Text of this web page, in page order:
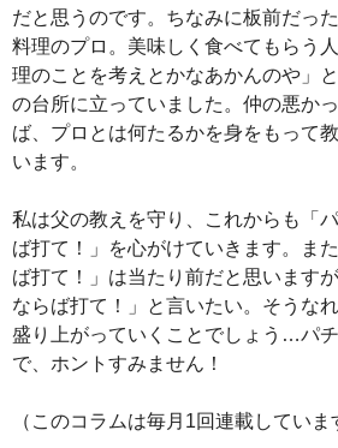
だと思うのです。ちなみに板前だっ
料理のプロ。美味しく食べてもらう
理のことを考えとかなあかんのや」
の台所に立っていました。仲の悪か
ば、プロとは何たるかを身をもって
います。
私は父の教えを守り、これからも「
ば打て！」を心がけていきます。ま
ば打て！」は当たり前だと思います
ならば打て！」と言いたい。そうな
盛り上がっていくことでしょう…パ
で、ホントすみません！
（このコラムは毎月1回連載していま